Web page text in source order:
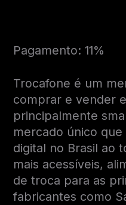
Pagamento: 11%
Trocafone é um
comprar e vender
principalmente
mercado único
digital no Brasil ao
mais acessíveis,
de troca para as
fabricantes como